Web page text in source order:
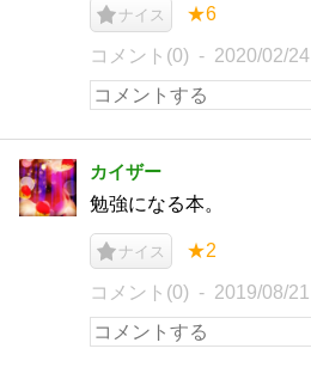
ナイス ★6
コメント(0) 2020/02/24
カイザー
勉強になる本。
ナイス ★2
コメント(0) 2019/08/21